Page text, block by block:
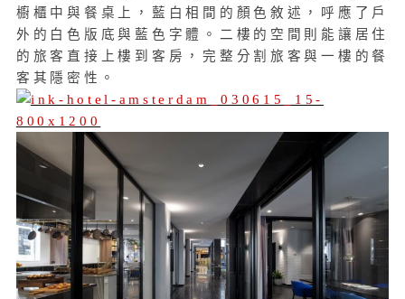
櫥櫃中與餐桌上，藍白相間的顏色敘述，呼應了戶
外的白色版底與藍色字體。二樓的空間則能讓居住
的旅客直接上樓到客房，完整分割旅客與一樓的餐
客其隱密性。